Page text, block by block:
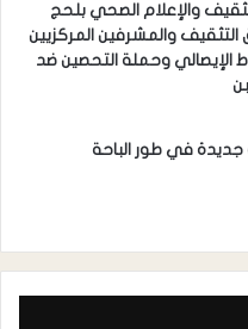
والإعلام الصحي بلحج
والمشرفين المركزيين
الإيصالي وحملة التحصين ضد
جديدة في طور الباحة